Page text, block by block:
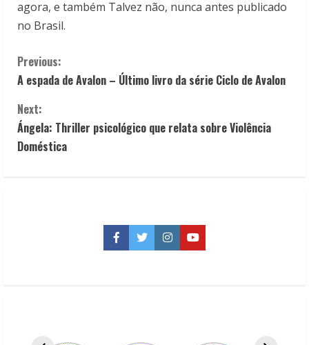
agora, e também Talvez não, nunca antes publicado
no Brasil.
C
o
n
t
Previous:
A espada de Avalon – Último livro da série Ciclo de Avalon
Next:
Ángela: Thriller psicológico que relata sobre Violência
Doméstica
Facebook
TwitterInstagramYouTube